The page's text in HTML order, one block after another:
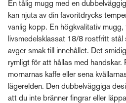
En tålig mugg med en
kan njuta av din favoritdrycks
vanlig kopp. En högkvalitativ mugg,
livsmedelsklassat 18/8 rostfritt stål
avger smak till innehållet. Det
rymligt för att hållas med handskar.
mornarnas kaffe eller sena
lägerelden. Den dubbelväggiga
att du inte bränner fingrar eller